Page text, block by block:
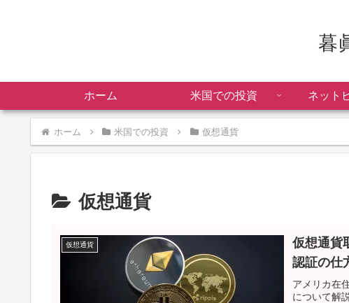
暮
ホーム 米国での投資 ネット
ホーム 米国での投資 仮想通貨
仮想通貨
仮想通貨
仮想通貨
認証の仕
アメリカ在
について解